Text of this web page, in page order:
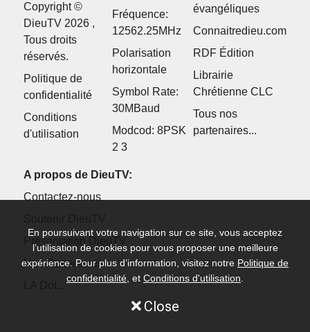
Copyright ©
DieuTV 2026 ,
Tous droits
réservés.
Politique de
confidentialité
Conditions
d'utilisation
Fréquence:
12562.25MHz
Polarisation
horizontale
Symbol Rate:
30MBaud
Modcod: 8PSK
2 3
évangéliques
Connaitredieu.com
RDF Édition
Librairie
Chrétienne CLC
Tous nos
partenaires...
A propos de DieuTV:
Contactez-nous
Présentation DieuTV
Nos Partenaires
En poursuivant votre navigation sur ce site, vous acceptez
l’utilisation de cookies pour vous proposer une meilleure
expérience. Pour plus d’information, visitez notre Politique de
confidentialité , et Conditions d'utilisation